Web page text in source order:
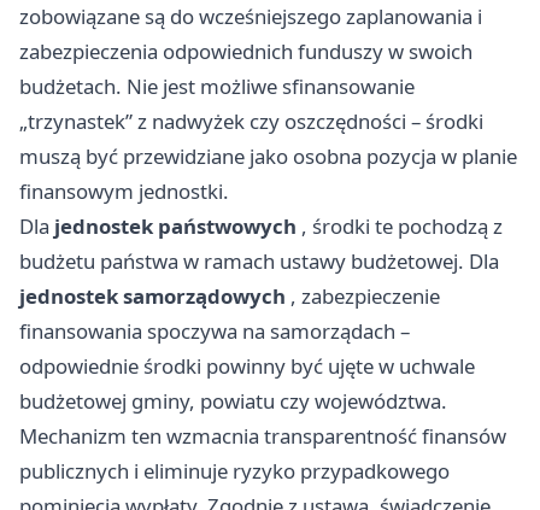
zobowiązane są do wcześniejszego zaplanowania i
zabezpieczenia odpowiednich funduszy w swoich
budżetach. Nie jest możliwe sfinansowanie
„trzynastek” z nadwyżek czy oszczędności – środki
muszą być przewidziane jako osobna pozycja w planie
finansowym jednostki.
Dla jednostek państwowych , środki te pochodzą z
budżetu państwa w ramach ustawy budżetowej. Dla
jednostek samorządowych , zabezpieczenie
finansowania spoczywa na samorządach –
odpowiednie środki powinny być ujęte w uchwale
budżetowej gminy, powiatu czy województwa.
Mechanizm ten wzmacnia transparentność finansów
publicznych i eliminuje ryzyko przypadkowego